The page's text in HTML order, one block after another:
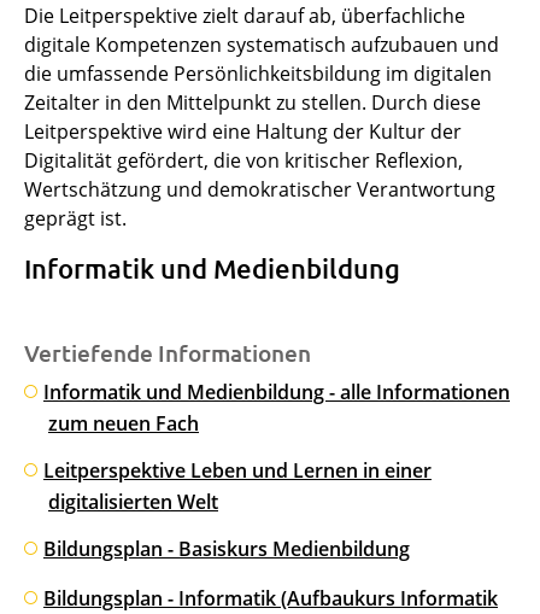
Informatik und Medienbildung
Die Leitperspektive zielt darauf ab, überfachliche
digitale Kompetenzen systematisch aufzubauen und
die umfassende Persönlichkeitsbildung im digitalen
Zeitalter in den Mittelpunkt zu stellen. Durch diese
Leitperspektive wird eine Haltung der Kultur der
Digitalität gefördert, die von kritischer Reflexion,
Wertschätzung und demokratischer Verantwortung
geprägt ist.
Vertiefende Informationen
Informatik und Medienbildung - alle Informationen
zum neuen Fach
Leitperspektive Leben und Lernen in einer
digitalisierten Welt
Bildungsplan - Basiskurs Medienbildung
Bildungsplan - Informatik (Aufbaukurs Informatik